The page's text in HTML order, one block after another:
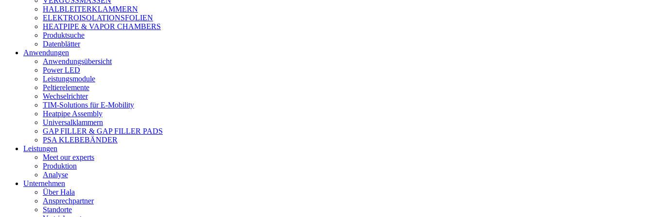
HALBLEITERKLAMMERN
ELEKTROISOLATIONSFOLIEN
HEATPIPE & VAPOR CHAMBERS
Produktsuche
Datenblätter
Anwendungen
Anwendungsübersicht
Power LED
Leistungsmodule
Peltierelemente
Wechselrichter
TIM-Solutions für E-Mobility
Heatpipe Assembly
Universalklammern
GAP FILLER & GAP FILLER PADS
PSA KLEBEBÄNDER
Leistungen
Meet our experts
Produktion
Analyse
Unternehmen
Über Hala
Ansprechpartner
Standorte